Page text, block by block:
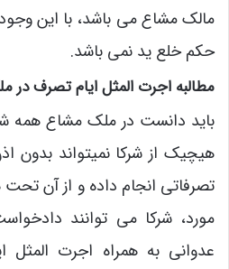
مالک مشاع می باشد، با این
حکم خلع ید نمی باشد.
مطالبه اجرت المثل ایام تصرف در
باید دانست در ملک مشاع همه
هیچیک از شرکا نمیتواند بدون
تصرفاتی انجام داده و از آن تحت
مورد، شرکا می توانند
عدوانی به همراه اجرت